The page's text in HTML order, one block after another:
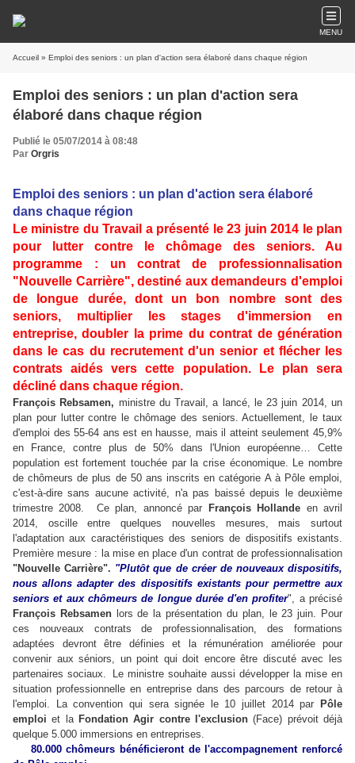
MENU
Accueil » Emploi des seniors : un plan d'action sera élaboré dans chaque région
Emploi des seniors : un plan d'action sera
élaboré dans chaque région
Publié le 05/07/2014 à 08:48
Par Orgris
Emploi des seniors : un plan d'action sera élaboré
dans chaque région
Le ministre du Travail a présenté le 23 juin 2014 le plan
pour lutter contre le chômage des seniors. Au
programme : un contrat de professionnalisation
"Nouvelle Carrière", destiné aux demandeurs d'emploi
de longue durée, dont un bon nombre sont des
seniors, multiplier les stages d'immersion en
entreprise, doubler la prime du contrat de génération
dans le cas du recrutement d'un senior et flécher les
contrats aidés vers cette population. Le plan sera
décliné dans chaque région.
François Rebsamen, ministre du Travail, a lancé, le 23 juin 2014, un
plan pour lutter contre le chômage des seniors. Actuellement, le taux
d'emploi des 55-64 ans est en hausse, mais il atteint seulement 45,9%
en France, contre plus de 50% dans l'Union européenne… Cette
population est fortement touchée par la crise économique. Le nombre
de chômeurs de plus de 50 ans inscrits en catégorie A à Pôle emploi,
c'est-à-dire sans aucune activité, n'a pas baissé depuis le deuxième
trimestre 2008. Ce plan, annoncé par
François Hollande en avril
2014, oscille entre quelques nouvelles mesures, mais surtout
l'adaptation aux caractéristiques des seniors de dispositifs existants.
Première mesure : la mise en place d'un contrat de professionnalisation
"Nouvelle Carrière". "Plutôt que de créer de nouveaux dispositifs,
nous allons adapter des dispositifs existants pour permettre aux
seniors et aux chômeurs de longue durée d'en profiter", a précisé
François Rebsamenlors de la présentation du plan, le 23 juin. Pour
ces nouveaux contrats de professionnalisation, des formations
adaptées devront être définies et la rémunération améliorée pour
convenir aux séniors, un point qui doit encore être discuté avec les
partenaires sociaux. Le ministre souhaite aussi développer la mise en
situation professionnelle en entreprise dans des parcours de retour à
l'emploi. La convention qui sera signée le 10 juillet 2014 par
Pôle
emploi et la Fondation Agir contre l'exclusion (Face) prévoit déjà
quelque 5.000 immersions en entreprises.
80.000 chômeurs bénéficieront de l'accompagnement renforcé